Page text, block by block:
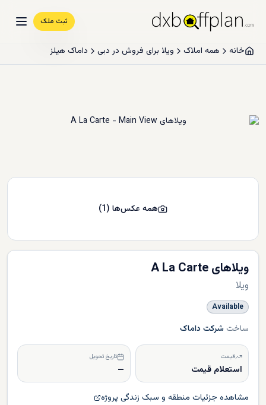
ثبت ملک
خانه همه املاک ویلا برای فروش در دبی داماک هیلز
ویلاهای A La Carte
ویلا
Available
ساخت شرکت داماک
قیمت
استعلام قیمت
تاریخ تحویل
—
مشاهده جزئیات منطقه و سبک زندگی پروژه
همه عکس‌ها (
1
)